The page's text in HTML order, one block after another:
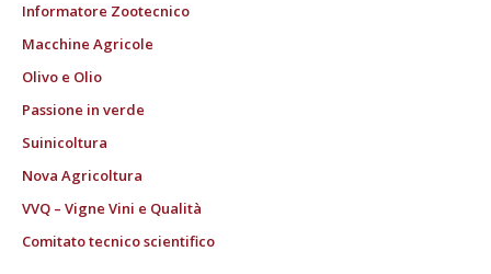
Informatore Zootecnico
Macchine Agricole
Olivo e Olio
Passione in verde
Suinicoltura
Nova Agricoltura
VVQ – Vigne Vini e Qualità
Comitato tecnico scientifico